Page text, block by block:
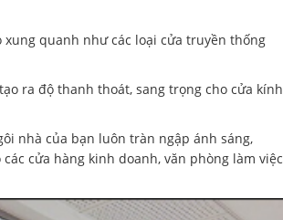
quanh như các loại cửa truyền thống
ra độ thanh thoát, sang trọng cho cửa kính
nhà của bạn luôn tràn ngập ánh sáng,
cửa hàng kinh doanh, văn phòng làm việc